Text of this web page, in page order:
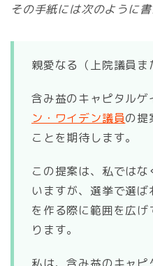
その手紙には次のように書
親愛なる（上院議員ま
含み益のキャピタル
ン・ワイデン議員の提
ことを期待します。
この提案は、私では
いますが、選挙で選
を作る際に範囲を広
ります。
私は、含み益のキャ